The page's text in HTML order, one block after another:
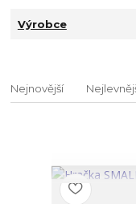
Výrobce
Nejnovější